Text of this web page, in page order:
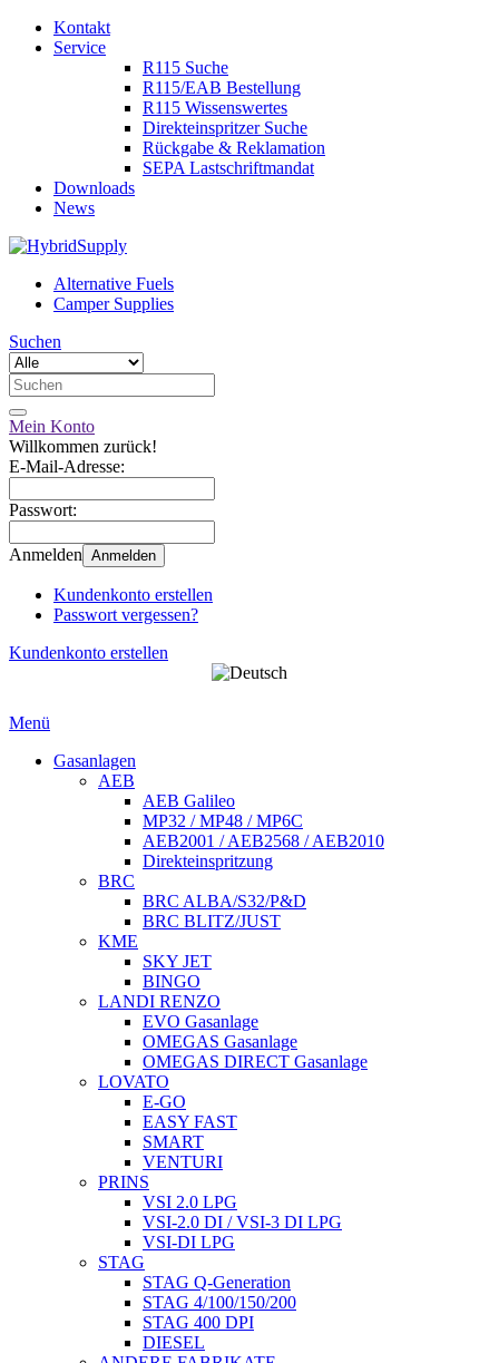
Kontakt
Service
R115 Suche
R115/EAB Bestellung
R115 Wissenswertes
Direkteinspritzer Suche
Rückgabe & Reklamation
SEPA Lastschriftmandat
Downloads
News
Alternative Fuels
Camper Supplies
Suchen
Mein Konto
Willkommen zurück!
E-Mail-Adresse:
Passwort:
Anmelden Anmelden
Kundenkonto erstellen
Passwort vergessen?
Kundenkonto erstellen
Menü
Gasanlagen
AEB
AEB Galileo
MP32 / MP48 / MP6C
AEB2001 / AEB2568 / AEB2010
Direkteinspritzung
BRC
BRC ALBA/S32/P&D
BRC BLITZ/JUST
KME
SKY JET
BINGO
LANDI RENZO
EVO Gasanlage
OMEGAS Gasanlage
OMEGAS DIRECT Gasanlage
LOVATO
E-GO
EASY FAST
SMART
VENTURI
PRINS
VSI 2.0 LPG
VSI-2.0 DI / VSI-3 DI LPG
VSI-DI LPG
STAG
STAG Q-Generation
STAG 4/100/150/200
STAG 400 DPI
DIESEL